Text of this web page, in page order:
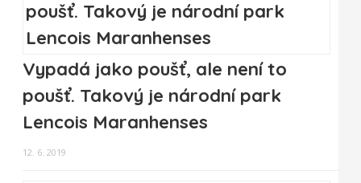
Vypadá jako poušť, ale není to
poušť. Takový je národní park
Lencois Maranhenses
12. 6. 2019